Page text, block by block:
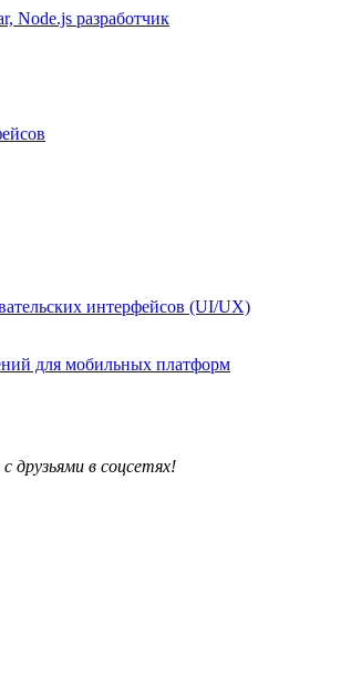
Node.js разработчик
интерфейсов (UI/UX)
для мобильных платформ
друзьями в соцсетях!